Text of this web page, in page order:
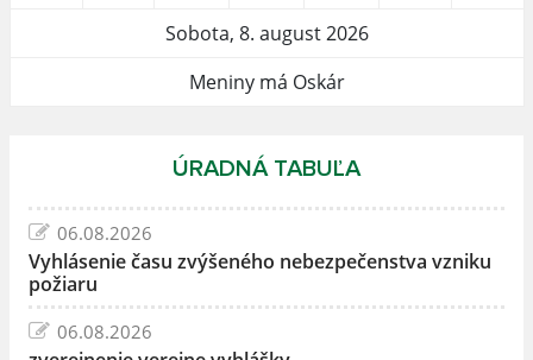
Sobota, 8. august 2026
Meniny má Oskár
ÚRADNÁ TABUĽA
06.08.2026
Vyhlásenie času zvýšeného nebezpečenstva vzniku
požiaru
06.08.2026